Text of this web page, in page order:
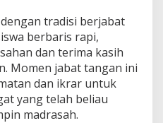
tradisi berjabat
berbaris rapi,
dan terima kasih
Momen jabat tangan ini
dan ikrar untuk
yang telah beliau
madrasah.